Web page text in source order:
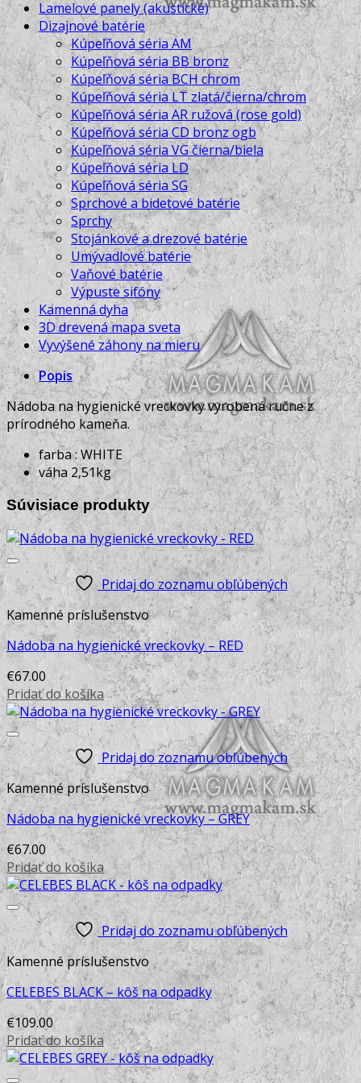
Kamenné príslušenstvo
Lamelové panely (akustické)
Dizajnové batérie
Kúpeľňová séria AM
Kúpeľňová séria BB bronz
Kúpeľňová séria BCH chrom
Kúpeľňová séria LT zlatá/čierna/chrom
Kúpeľňová séria AR ružová (rose gold)
Kúpeľňová séria CD bronz ogb
Kúpeľňová séria VG čierna/biela
Kúpeľňová séria LD
Kúpeľňová séria SG
Sprchové a bidetové batérie
Sprchy
Stojánkové a drezové batérie
Umývadlové batérie
Vaňové batérie
Výpuste sifóny
Kamenná dyha
3D drevená mapa sveta
Vyvýšené záhony na mieru
Popis
Nádoba na hygienické vreckovky vyrobená ručne z
prírodného kameňa.
farba : WHITE
váha 2,51kg
Súvisiace produkty
Pridaj do zoznamu obľúbených
Kamenné príslušenstvo
Nádoba na hygienické vreckovky – RED
€67.00
Pridať do košíka
Pridaj do zoznamu obľúbených
Kamenné príslušenstvo
Nádoba na hygienické vreckovky – GREY
€67.00
Pridať do košíka
Pridaj do zoznamu obľúbených
Kamenné príslušenstvo
CELEBES BLACK – kôš na odpadky
€109.00
Pridať do košíka